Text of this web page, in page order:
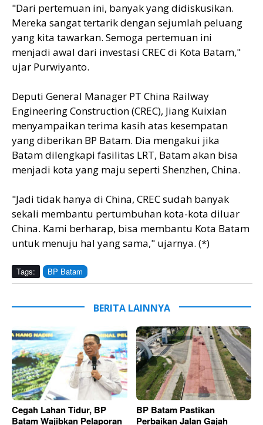
"Dari pertemuan ini, banyak yang didiskusikan.
Mereka sangat tertarik dengan sejumlah peluang
yang kita tawarkan. Semoga pertemuan ini
menjadi awal dari investasi CREC di Kota Batam,"
ujar Purwiyanto.
Deputi General Manager PT China Railway
Engineering Construction (CREC), Jiang Kuixian
menyampaikan terima kasih atas kesempatan
yang diberikan BP Batam. Dia mengakui jika
Batam dilengkapi fasilitas LRT, Batam akan bisa
menjadi kota yang maju seperti Shenzhen, China.
"Jadi tidak hanya di China, CREC sudah banyak
sekali membantu pertumbuhan kota-kota diluar
China. Kami berharap, bisa membantu Kota Batam
untuk menuju hal yang sama," ujarnya. (*)
Tags: BP Batam
BERITA LAINNYA
Cegah Lahan Tidur, BP
Batam Wajibkan Pelaporan
BP Batam Pastikan
Perbaikan Jalan Gajah